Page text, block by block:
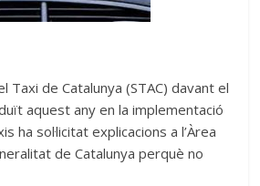
Taxi de Catalunya (STAC) davant el
aquest any en la implementació
ha sol·licitat explicacions a l’Àrea
de Catalunya perquè no